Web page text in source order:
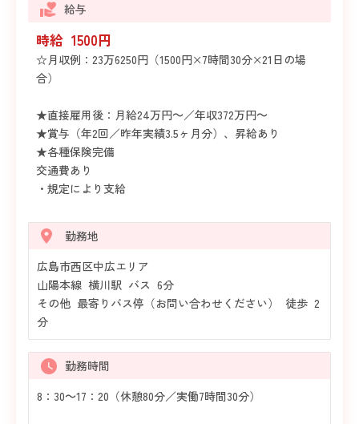
給与
時給 1500円
☆月収例：23万6250円（1500円×7時間30分×21日の場
合）
★直接雇用後：月給24万円～／年収372万円～
★賞与（年2回／昨年実績3.5ヶ月分）、昇給あり
★各種保険完備
交通費あり
・規定により支給
勤務地
広島市西区中広エリア
山陽本線 横川駅 バス 6分
その他 最寄りバス停（お問い合わせください） 徒歩 2
分
勤務時間
8：30～17：20（休憩80分／実働7時間30分）